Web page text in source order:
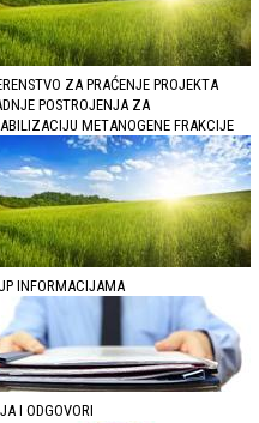
ZA PRAĆENJE PROJEKTA
POSTROJENJA ZA
METANOGENE FRAKCIJE
INFORMACIJAMA
I ODGOVORI